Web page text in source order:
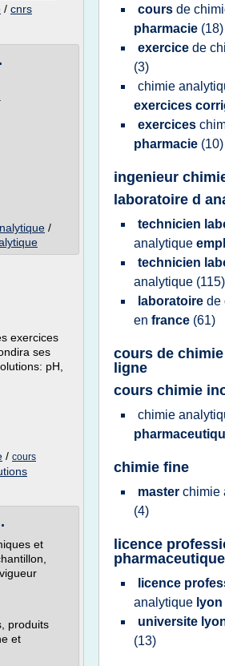
/ cnrs
/
exercices
ses
pH,
/ cours
et
produits
et
cours de
pharmacie (18)
exercice de
(3)
chimie
exercices
exercices
pharmacie (10)
ingenieur
laboratoire d
technicien
analytique
technicien
analytique (115)
laboratoire de
en france (61)
cours de
ligne
cours chimie
chimie
chimie fine
master chimie
(4)
licence
pharmaceutique
licence
analytique lyon
universite
(13)